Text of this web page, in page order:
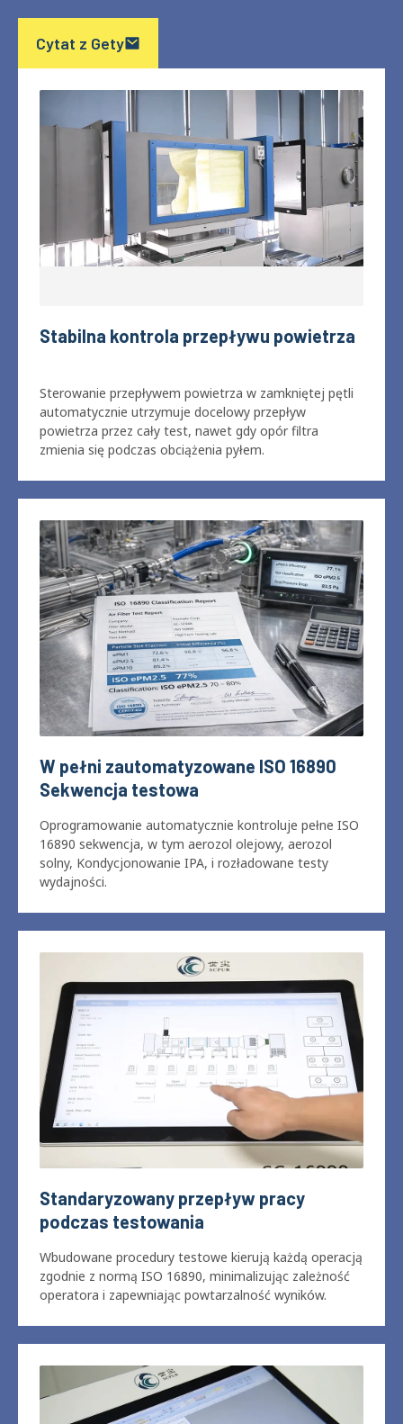
ISO 16890 Testowanie
Zapewnij pełne ISO 16890 zgodność z
automatycznym załadunkiem pyłu i precyzyjnym
ważeniem grawimetrycznym dla filtrów wentylacji
Cytat z Gety
Stabilna kontrola przepływu powietrza
automatycznie utrzymuje docelowy przepływ
powietrza przez cały test, nawet gdy opór filtra
zmienia się podczas obciążenia pyłem.
W pełni zautomatyzowane ISO 16890
Sekwencja testowa
16890 sekwencja, w tym aerozol olejowy, aerozol
solny, Kondycjonowanie IPA, i rozładowane testy
wydajności.
podczas testowania
Wbudowane procedury testowe kierują każdą operacją
zgodnie z normą ISO 16890, minimalizując zależność
operatora i zapewniając powtarzalność wyników.